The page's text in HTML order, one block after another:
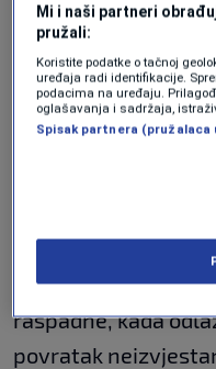
drvenim vratima.
16.juna.
Drugog dana
otvorena je izložba
Divovića koja
fizičkog prostora,
pripadnosti i
pitanjem šta ostaje
raspadne, kada
povratak
Mi i naši partneri
pružali:
Koristite podatke o tačnoj
uređaja radi identifikacije.
podacima na uređaju.
oglašavanja i sadržaja,
Spisak partnera (pružalaca